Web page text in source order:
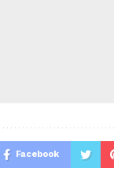
Facebook